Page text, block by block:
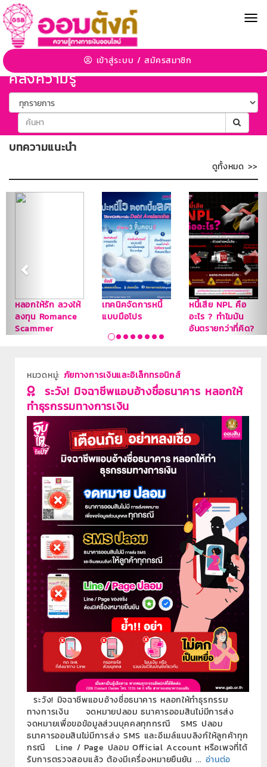
เข้าสู่ระบบ /สมัครสมาชิก
คลังความรู้
บทความแนะนำ
ดูทั้งหมด >>
หลอกให้รัก ลวงให้
ลงทุน Romance
Scammer
เทคนิคจัดการหนี้
แบบมือโปร
หนี้เสีย NPL คือ
อะไร ? ทำไมมัน
อันตรายกว่าที่คิด?
ก่อน
ถัด
ไป
หมวดหมู่: ภัยทางการเงินและอิเล็กทรอนิกส์
ระวัง! มิจฉาชีพแอบอ้างชื่อธนาคาร หลอกให้
ทำธุรกรรมทางการเงิน
ระวัง! มิจฉาชีพแอบอ้างชื่อธนาคาร หลอกให้ทำธุรกรรม
ทางการเงิน จดหมายปลอม ธนาคารออมสินไม่มีการส่ง
จดหมายเพื่อขอข้อมูลส่วนบุคคลทุกกรณี SMS ปลอม
ธนาคารออมสินไม่มีการส่ง SMS และอีเมล์แนบลิงก์ให้ลูกค้าทุก
กรณี Line / Page ปลอม Official Account หรือเพจที่ได้
รับการตรวจสอบแล้ว ต้องมีเครื่องหมายยืนยัน ... อ่านต่อ